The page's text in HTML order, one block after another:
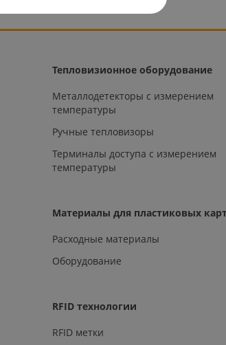
Тепловизионное оборудование
Металлодетекторы с измерением
температуры
Ручные тепловизоры
Терминалы доступа с измерением
температуры
Материалы для пластиковых
Расходные материалы
Оборудование
RFID технологии
RFID метки